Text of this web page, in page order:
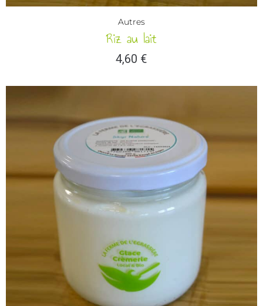
Autres
Riz au lait
4,60 €